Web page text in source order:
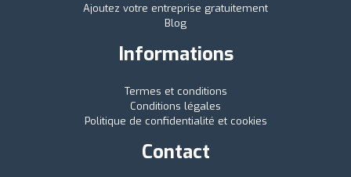
Ajoutez votre entreprise gratuitement
Blog
Informations
Termes et conditions
Conditions légales
Politique de confidentialité et cookies
Contact